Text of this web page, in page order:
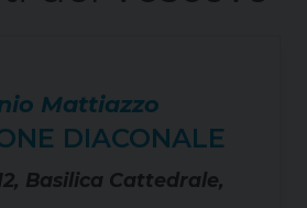
Mattiazzo
DIACONALE
Basilica Cattedrale,